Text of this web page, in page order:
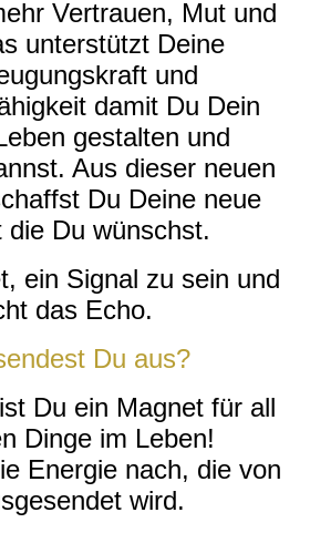
Vertrauen, Mut und
unterstützt Deine
und
damit Du Dein
gestalten und
Aus dieser neuen
Du Deine neue
die Du wünschst.
ein Signal zu sein und
das Echo.
Du aus?
Du ein Magnet für all
Dinge im Leben!
Energie nach, die von
wird.